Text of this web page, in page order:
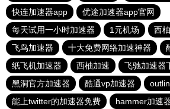
快连加速器app
优途加速器app官网
每天试用一小时加速器
1元机场
西
飞鸟加速器
十大免费网络加速神器
纸飞机加速器
西柚加速
飞驰加速器
黑洞官方加速器
酷通vp加速器
能上twitter的加速器免费
hammer加速